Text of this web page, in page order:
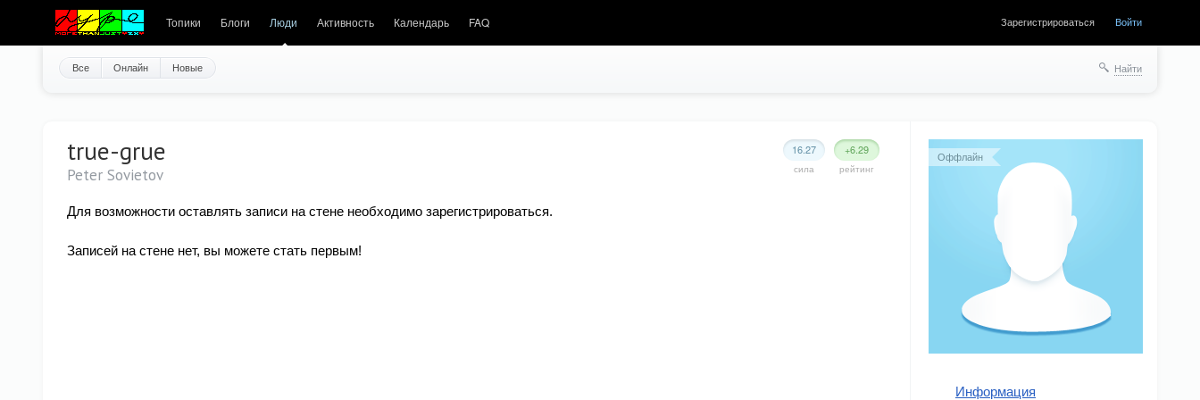
Топики Блоги Люди Активность Календарь FAQ Зарегистрироваться Войти
Все Онлайн Новые Найти
Оффлайн
Информация
+6.29
рейтинг
16.27
сила
true-grue
Peter Sovietov
Для возможности оставлять записи на стене необходимо зарегистрироваться.
Записей на стене нет, вы можете стать первым!